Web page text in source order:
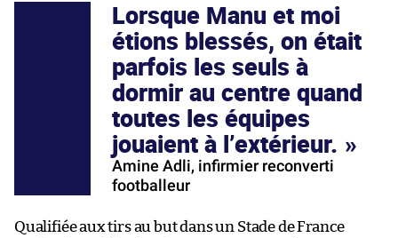
Lorsque Manu et moi
étions blessés, on était
parfois les seuls à
dormir au centre quand
toutes les équipes
jouaient à l’extérieur.
Amine Adli, infirmier reconverti
footballeur
Qualifiée aux tirs au but dans un Stade de France